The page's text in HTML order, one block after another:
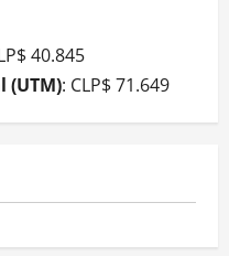
40.845
(UTM): CLP$ 71.649